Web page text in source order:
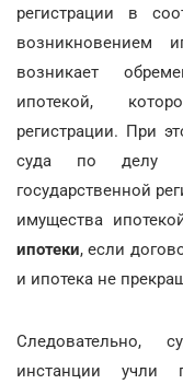
регистрации в
возникновением
возникает
ипотекой,
регистрации. При
суда по делу
государственной
имущества
ипотеки, если
и ипотека не
Следовательно,
инстанции учли